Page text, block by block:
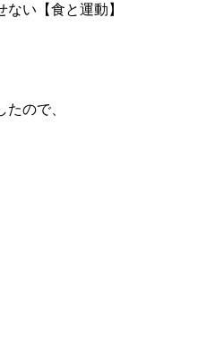
い【食と運動】
ので、